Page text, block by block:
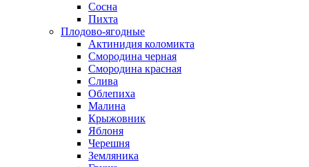
Сосна
Пихта
Плодово-ягодные
Актинидия коломикта
Смородина черная
Смородина красная
Слива
Облепиха
Малина
Крыжовник
Яблоня
Черешня
Земляника